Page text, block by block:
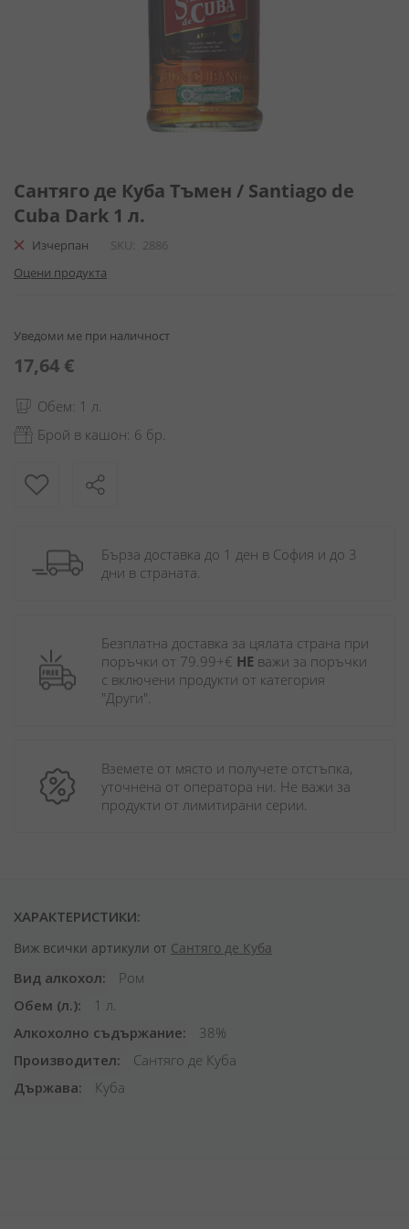
към
началото
на
галерия
снимки
Сантяго де Куба Тъмен / Santiago de
Cuba Dark 1 л.
Изчерпан SKU
2886
Оцени продукта
Уведоми ме при наличност
17,64 €
Обем: 1 л.
Брой в кашон: 6 бр.
Бърза доставка до 1 ден в София и до 3
дни в страната.
Безплатна доставка за цялата страна при
поръчки от 79.99+€ НЕ важи за поръчки
с включени продукти от категория
"Други".
Вземете от място и получете отстъпка,
уточнена от оператора ни. Не важи за
продукти от лимитирани серии.
ХАРАКТЕРИСТИКИ:
Виж всички артикули от Сантяго де Куба
Вид алкохол
Ром
Обем (л.)
1 л.
Алкохолно съдържание
38%
Производител
Сантяго де Куба
Държава
Куба